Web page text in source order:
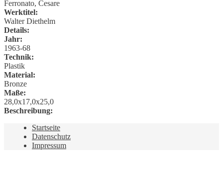
Ferronato, Cesare
Werktitel:
Walter Diethelm
Details:
Jahr:
1963-68
Technik:
Plastik
Material:
Bronze
Maße:
28,0x17,0x25,0
Beschreibung:
Startseite
Datenschutz
Impressum